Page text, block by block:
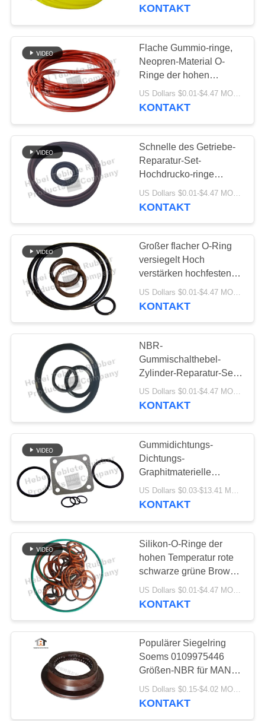
TRETEN
SIE
MIT
UNS
VERBINDUNG
NACHRICHTEN
FÄLLE
SITEMAP
PRIVACY
POLICY
KONTAKT
Flache Gummio-ringe,
Neopren-Material O-
Ringe der hohen
Temperatur
US Dollars $0.01-$4.47 MOQ:1.000 Stück
KONTAKT
Schnelle des Getriebe-
Reparatur-Set-
Hochdrucko-ringe
Neopren-FKM PTFE
Material Nitril-Neopren-
KONTAKT
Großer flacher O-Ring
versiegelt Hoch
verstärken hochfesten
kundengebundenen
Service
US Dollars $0.01-$4.47 MOQ:Durchkontaktierung
KONTAKT
NBR-
Gummischalthebel-
Zylinder-Reparatur-Set
für SINO schweren LKW
HOWO
US Dollars $0.01-$4.47 MOQ:20sets
KONTAKT
Gummidichtungs-
Dichtungs-
Graphitmaterielle
Verschleißfestigkeit
umweltfreundlich
US Dollars $0.03-$13.41 MOQ:500 Sets
KONTAKT
Silikon-O-Ringe der
hohen Temperatur rote
schwarze grüne Brown-
Farbe
KONTAKT
Populärer Siegelring
Soems 0109975446
Größen-NBR für MANN
LKW-differenziale Welle
85*145*12-37
US Dollars $0.15-$4.02 MOQ:20pieces
KONTAKT